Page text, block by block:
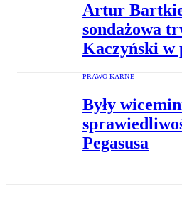
Artur
sondażowa
Kaczyński w
PRAWO KARNE
Były
Pegasusa